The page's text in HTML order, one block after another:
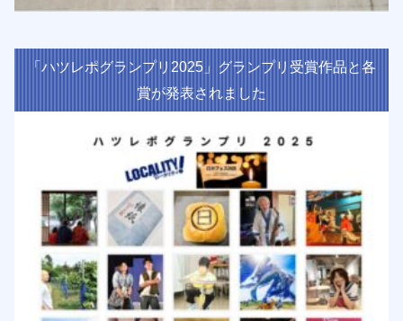
「ハツレポグランプリ2025」グランプリ受賞作品と各
賞が発表されました